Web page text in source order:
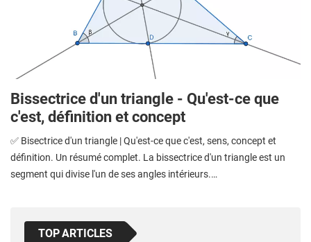
Bissectrice d'un triangle - Qu'est-ce que
c'est, définition et concept
✅ Bisectrice d'un triangle | Qu'est-ce que c'est, sens, concept et
définition. Un résumé complet. La bissectrice d'un triangle est un
segment qui divise l'un de ses angles intérieurs.…
TOP ARTICLES